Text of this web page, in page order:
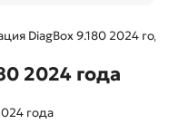
DiagBox 9.180 2024 года
2024 года
года